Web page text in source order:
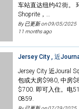
车站直达纽约42街。
Shoprite，…
By 已更新 on09/05/2025
11 months ago
Jersey City , 近
Jersey City 近Joural
包或大房$980, 中房
$700. 即可入住。电
0859.